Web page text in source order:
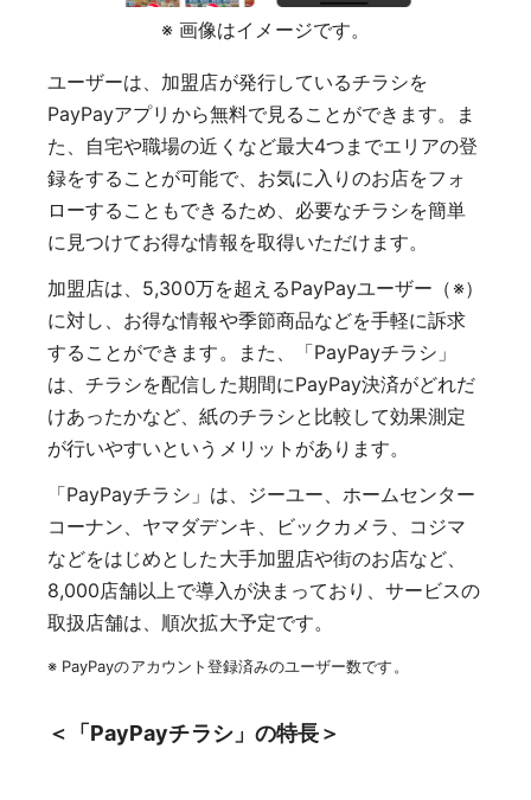
※ 画像はイメージです。
ユーザーは、加盟店が発行しているチラシを
PayPayアプリから無料で見ることができます。ま
た、自宅や職場の近くなど最大4つまでエリアの登
録をすることが可能で、お気に入りのお店をフォ
ローすることもできるため、必要なチラシを簡単
に見つけてお得な情報を取得いただけます。
加盟店は、5,300万を超えるPayPayユーザー（※）
に対し、お得な情報や季節商品などを手軽に訴求
することができます。また、「PayPayチラシ」
は、チラシを配信した期間にPayPay決済がどれだ
けあったかなど、紙のチラシと比較して効果測定
が行いやすいというメリットがあります。
「PayPayチラシ」は、ジーユー、ホームセンター
コーナン、ヤマダデンキ、ビックカメラ、コジマ
などをはじめとした大手加盟店や街のお店など、
8,000店舗以上で導入が決まっており、サービスの
取扱店舗は、順次拡大予定です。
※ PayPayのアカウント登録済みのユーザー数です。
＜「PayPayチラシ」の特長＞